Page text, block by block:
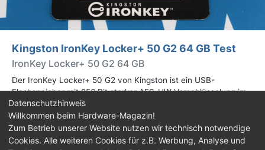
Kingston IronKey Locker+ 50 G2 64 GB Test
IronKey Locker+ 50 G2 64 GB
Der IronKey Locker+ 50 G2 von Kingston ist ein USB-
Flashspeicher mit 256 Bit starker AES-HW-Verschlüsselung im
XTS-Modus. Wir haben das 64-GB-Modell im Praxistest
genauer begutachtet.
Datenschutzhinweis
Willkommen beim Hardware-Magazin!
Zum Betrieb unserer Website nutzen wir technisch notwendige
Cookies. Alle weiteren Cookies für z.B. Werbung, Analyse und